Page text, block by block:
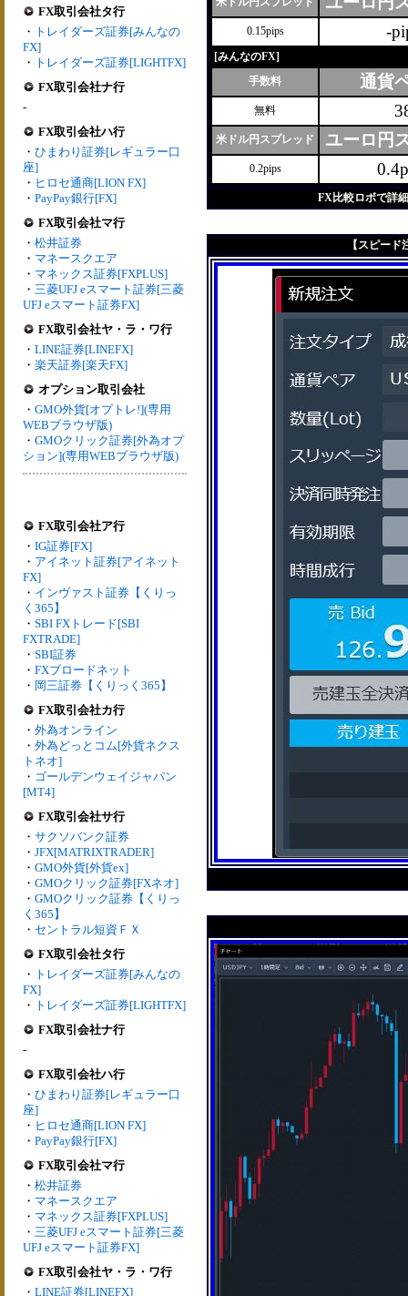
FX取引会社タ行
・ トレイダーズ証券[みんなの
FX]
・ トレイダーズ証券[LIGHTFX]
FX取引会社ナ行
-
FX取引会社ハ行
・ ひまわり証券[レギュラー口
座]
・ ヒロセ通商[LION FX]
・ PayPay銀行[FX]
FX取引会社マ行
・ 松井証券
・ マネースクエア
・ マネックス証券[FXPLUS]
・ 三菱UFJ eスマート証券[三菱
UFJ eスマート証券FX]
FX取引会社ヤ・ラ・ワ行
・ LINE証券[LINEFX]
・ 楽天証券[楽天FX]
オプション取引会社
・ GMO外貨[オプトレ!](専用
WEBブラウザ版)
・ GMOクリック証券[外為オプ
ション](専用WEBブラウザ版)
FX取引会社ア行
・ IG証券[FX]
・ アイネット証券[アイネット
FX]
・ インヴァスト証券【くりっ
く365】
・ SBI FXトレード[SBI
FXTRADE]
・ SBI証券
・ FXブロードネット
・ 岡三証券【くりっく365】
FX取引会社カ行
・ 外為オンライン
・ 外為どっとコム[外貨ネクス
トネオ]
・ ゴールデンウェイジャパン
[MT4]
FX取引会社サ行
・ サクソバンク証券
・ JFX[MATRIXTRADER]
・ GMO外貨[外貨ex]
・ GMOクリック証券[FXネオ]
・ GMOクリック証券【くりっ
く365】
・ セントラル短資ＦＸ
FX取引会社タ行
・ トレイダーズ証券[みんなの
FX]
・ トレイダーズ証券[LIGHTFX]
FX取引会社ナ行
-
FX取引会社ハ行
・ ひまわり証券[レギュラー口
座]
・ ヒロセ通商[LION FX]
・ PayPay銀行[FX]
FX取引会社マ行
・ 松井証券
・ マネースクエア
・ マネックス証券[FXPLUS]
・ 三菱UFJ eスマート証券[三菱
UFJ eスマート証券FX]
FX取引会社ヤ・ラ・ワ行
・ LINE証券[LINEFX]
0.15pips -
[みんなのFX]
手数料
通貨
無料
米ドル円スプレッド ユーロ円
0.2pips
FX比較ロボで詳
【スピー